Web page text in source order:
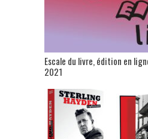
Escale du livre, édition en
2021